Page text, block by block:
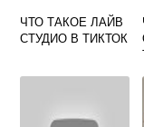
ЧТО ТАКОЕ ЛАЙВ
СТУДИО В ТИКТОК